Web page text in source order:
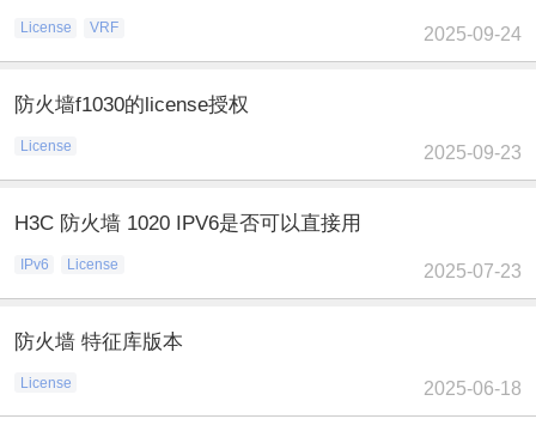
License VRF 2025-09-24
防火墙f1030的license授权
License 2025-09-23
H3C 防火墙 1020 IPV6是否可以直接用
IPv6 License 2025-07-23
防火墙 特征库版本
License 2025-06-18